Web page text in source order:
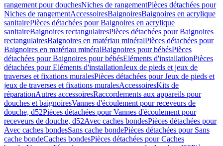
rangement pour douchesNiches de rangementPièces détachées pour
Niches de rangementAccessoiresBaignoiresBaignoires en acrylique
sanitairePièces détachées pour Baignoires en acrylique
sanitaireBaignoires rectangulairesPièces détachées pour Baignoires
rectangulairesBaignoires en matériau minéralPièces détachées pour
Baignoires en matériau minéralBaignoires pour bébésPièces
détachées pour Baignoires pour bébésEléments d'installationPièces
détachées pour Eléments d'installationJeux de pieds et jeux de
traverses et fixations muralesPièces détachées pour Jeux de pieds et
jeux de traverses et fixations muralesAccessoiresKits de
réparationAutres accessoiresRaccordements aux appareils pour
douches et baignoiresVannes d'écoulement pour receveurs de
douche, d52Pièces détachées pour Vannes d'écoulement pour
receveurs de douche, d52Avec caches bondesPièces détachées pour
Avec caches bondesSans cache bondePièces détachées pour Sans
cache bondeCaches bondesPièces détachées pour Caches